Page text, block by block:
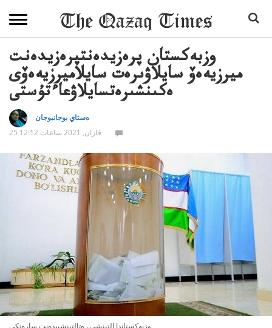
وزبەكستان پرەزيدەنتپرەزيدەنت
ميرزيەەۆ سايلاۋىرەت سايلاميرزيەەۆى
ەكىنشىرەتسايلاۋعاءتۇستى
ەستاي بوجانبوجان
25 قازان, 2021 ساعات 12:12
وزبەكستاندا التىنشى رەتالتىنشىيدەنت سارەتكى